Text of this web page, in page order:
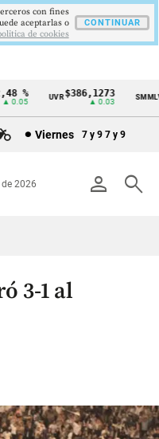
% UVR$386,1273
▲ 0.03
SMMLV
Viernes 7 y 9 7 y 9
person search
2026
3-1 al
con fines
aceptarlas o
de cookies
CONTINUAR